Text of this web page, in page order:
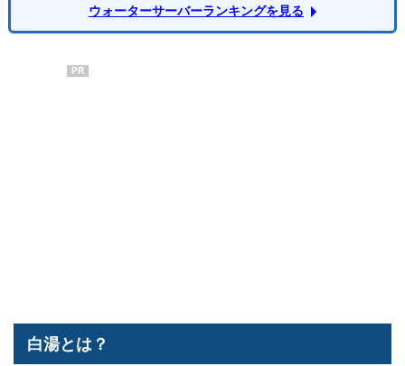
ウォーターサーバーランキングを見る
PR
白湯とは？